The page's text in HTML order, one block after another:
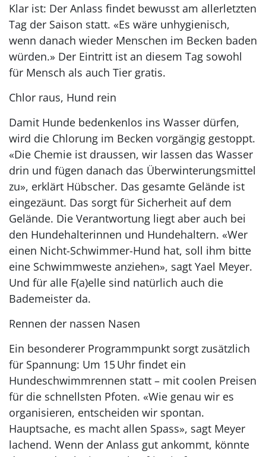
Klar ist: Der Anlass findet bewusst am allerletzten
Tag der Saison statt. «Es wäre unhygienisch,
wenn danach wieder Menschen im Becken baden
würden.» Der Eintritt ist an diesem Tag sowohl
für Mensch als auch Tier gratis.
Chlor raus, Hund rein
Damit Hunde bedenkenlos ins Wasser dürfen,
wird die Chlorung im Becken vorgängig gestoppt.
«Die Chemie ist draussen, wir lassen das Wasser
drin und fügen danach das Überwinterungsmittel
zu», erklärt Hübscher. Das gesamte Gelände ist
eingezäunt. Das sorgt für Sicherheit auf dem
Gelände. Die Verantwortung liegt aber auch bei
den Hundehalterinnen und Hundehaltern. «Wer
einen Nicht-Schwimmer-Hund hat, soll ihm bitte
eine Schwimmweste anziehen», sagt Yael Meyer.
Und für alle F(a)elle sind natürlich auch die
Bademeister da.
Rennen der nassen Nasen
Ein besonderer Programmpunkt sorgt zusätzlich
für Spannung: Um 15 Uhr findet ein
Hundeschwimmrennen statt – mit coolen Preisen
für die schnellsten Pfoten. «Wie genau wir es
organisieren, entscheiden wir spontan.
Hauptsache, es macht allen Spass», sagt Meyer
lachend. Wenn der Anlass gut ankommt, könnte